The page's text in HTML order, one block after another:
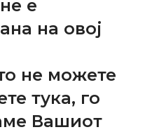
е
на овој
не можете
тука, го
Вашиот
спона